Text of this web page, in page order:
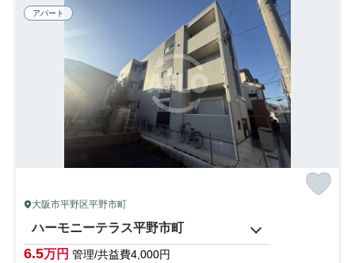
アパート
大阪市平野区平野市町
ハーモニーテラス平野市町
6.5万円 管理/共益費4,000円